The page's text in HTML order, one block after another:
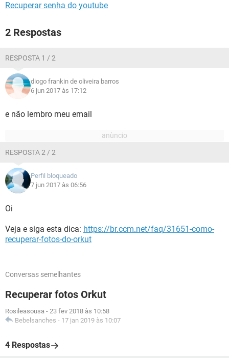
Recuperar senha do youtube
2 Respostas
RESPOSTA 1 / 2
diogo frankin de oliveira barros
6 jun 2017 às 17:12
e não lembro meu email
RESPOSTA 2 / 2
Perfil bloqueado
7 jun 2017 às 06:56
Oi
Veja e siga esta dica: https://br.ccm.net/faq/31651-como-
recuperar-fotos-do-orkut
Conversas semelhantes
Recuperar fotos Orkut
Rosileasousa - 23 fev 2018 às 10:58
Bebelsanches - 17 jan 2019 às 10:07
4 Respostas